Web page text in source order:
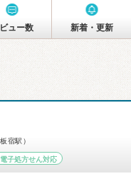
ュー数 新着・更新
宿駅）
電子処方せん対応